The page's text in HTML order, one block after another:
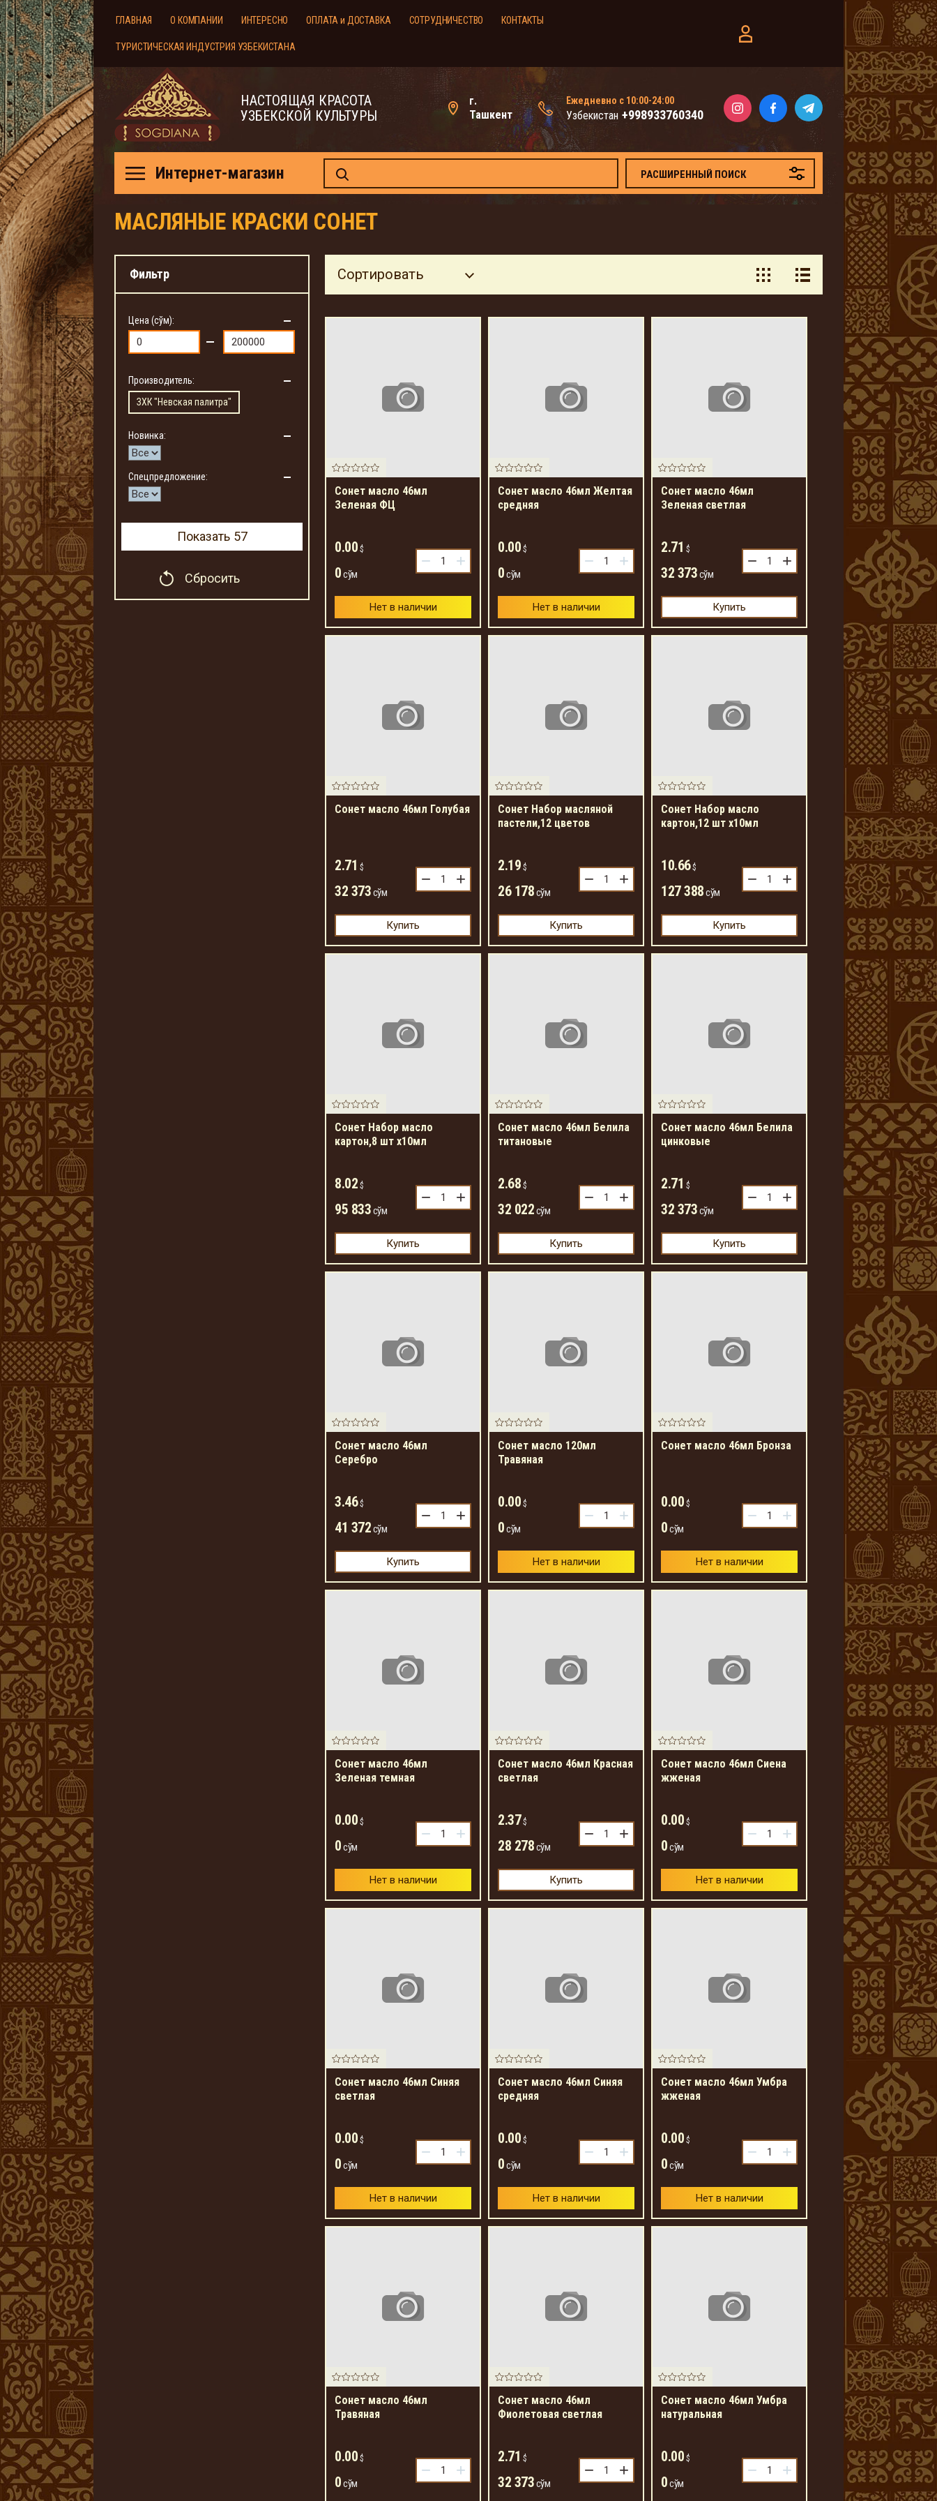
ГЛАВНАЯ О КОМПАНИИ ИНТЕРЕСНО ОПЛАТА и ДОСТАВКА СОТРУДНИЧЕСТВО КОНТАКТЫ
ТУРИСТИЧЕСКАЯ ИНДУСТРИЯ УЗБЕКИСТАНА
НАСТОЯЩАЯ КРАСОТА
УЗБЕКСКОЙ КУЛЬТУРЫ
г.
Ташкент
Ежедневно с 10:00-24:00
Узбекистан +998933760340
Интернет-магазин РАСШИРЕННЫЙ ПОИСК
МАСЛЯНЫЕ КРАСКИ СОНЕТ
Фильтр
Цена (сўм):
Производитель:
ЗХК "Невская палитра"
Новинка:
Спецпредложение:
Показать 57
Сбросить
Сортировать
Сонет масло 46мл
Зеленая ФЦ
0.00 $
0сўм
− +
Нет в наличии
Сонет масло 46мл Желтая
средняя
0.00 $
0сўм
− +
Нет в наличии
Сонет масло 46мл
Зеленая светлая
2.71 $
32 373сўм
− +
Купить
Сонет масло 46мл Голубая
2.71 $
32 373сўм
− +
Купить
Сонет Набор масляной
пастели,12 цветов
2.19 $
26 178сўм
− +
Купить
Сонет Набор масло
картон,12 шт х10мл
10.66$
127 388сўм
− +
Купить
Сонет Набор масло
картон,8 шт х10мл
8.02 $
95 833сўм
− +
Купить
Сонет масло 46мл Белила
титановые
2.68 $
32 022сўм
− +
Купить
Сонет масло 46мл Белила
цинковые
2.71 $
32 373сўм
− +
Купить
Сонет масло 46мл
Серебро
3.46$
41 372сўм
− +
Купить
Сонет масло 120мл
Травяная
0.00 $
0сўм
− +
Нет в наличии
Сонет масло 46мл Бронза
0.00 $
0сўм
− +
Нет в наличии
Сонет масло 46мл
Зеленая темная
0.00 $
0сўм
− +
Нет в наличии
Сонет масло 46мл Красная
светлая
2.37$
28 278сўм
− +
Купить
Сонет масло 46мл Сиена
жженая
0.00 $
0сўм
− +
Нет в наличии
Сонет масло 46мл Синяя
светлая
0.00 $
0сўм
− +
Нет в наличии
Сонет масло 46мл Синяя
средняя
0.00 $
0сўм
− +
Нет в наличии
Сонет масло 46мл Умбра
жженая
0.00 $
0сўм
− +
Нет в наличии
Сонет масло 46мл
Травяная
0.00 $
0сўм
− +
Сонет масло 46мл
Фиолетовая светлая
2.71 $
32 373сўм
− +
Сонет масло 46мл Умбра
натуральная
0.00 $
0сўм
− +